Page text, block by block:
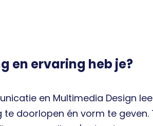
en ervaring heb je?
en Multimedia Design
doorlopen én vorm te geven.